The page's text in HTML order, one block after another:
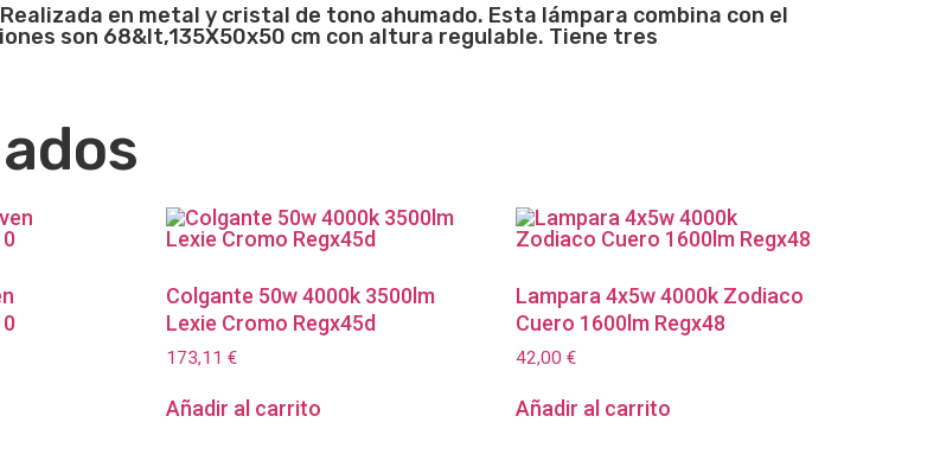
en metal y cristal de tono ahumado. Esta lámpara combina con el
son 68&lt,135X50x50 cm con altura regulable. Tiene tres
Colgante 50w 4000k 3500lm
Lexie Cromo Regx45d
173,11€
Añadir al carrito
Lampara 4x5w 4000k Zodiaco
Cuero 1600lm Regx48
42,00€
Añadir al carrito